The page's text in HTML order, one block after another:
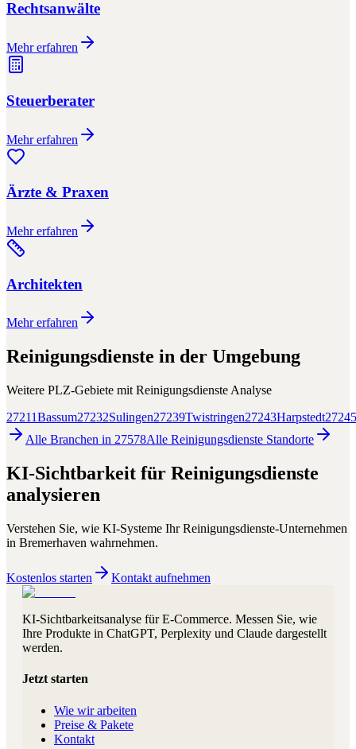
Rechtsanwälte
Mehr erfahren
Steuerberater
Mehr erfahren
Ärzte & Praxen
Mehr erfahren
Architekten
Mehr erfahren
Reinigungsdienste in der Umgebung
Weitere PLZ-Gebiete mit Reinigungsdienste Analyse
27211Bassum27232Sulingen27239Twistringen27243Harpstedt27245
Alle Branchen in 27578Alle Reinigungsdienste Standorte
KI-Sichtbarkeit für Reinigungsdienste
analysieren
Verstehen Sie, wie KI-Systeme IhrReinigungsdienste-Unternehmen
in Bremerhaven wahrnehmen.
Kostenlos starten Kontakt aufnehmen
KI-Sichtbarkeitsanalyse für E-Commerce. Messen Sie, wie
Ihre Produkte in ChatGPT, Perplexity und Claude dargestellt
werden.
Jetzt starten
Wie wir arbeiten
Preise & Pakete
Kontakt